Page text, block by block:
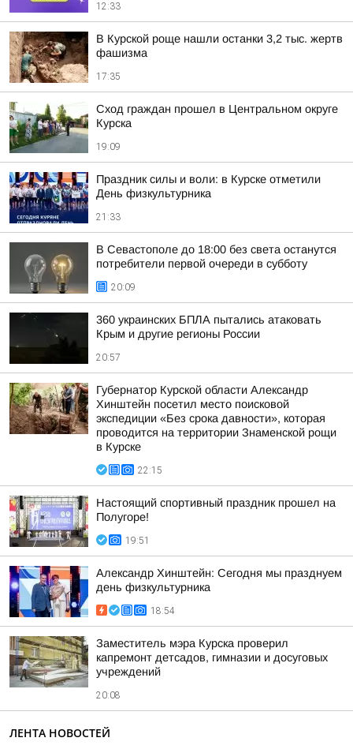
12:33
В Курской роще нашли останки 3,2 тыс. жертв
фашизма
17:35
Сход граждан прошел в Центральном округе
Курска
19:09
Праздник силы и воли: в Курске отметили
День физкультурника
21:33
В Севастополе до 18:00 без света останутся
потребители первой очереди в субботу
20:09
360 украинских БПЛА пытались атаковать
Крым и другие регионы России
20:57
Губернатор Курской области Александр
Хинштейн посетил место поисковой
экспедиции «Без срока давности», которая
проводится на территории Знаменской рощи
в Курске
22:15
Настоящий спортивный праздник прошел на
Полугоре!
19:51
Александр Хинштейн: Сегодня мы празднуем
день физкультурника
18:54
Заместитель мэра Курска проверил
капремонт детсадов, гимназии и досуговых
учреждений
20:08
ЛЕНТА НОВОСТЕЙ